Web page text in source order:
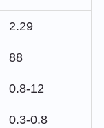
2.29
88
0.8-12
0.3-0.8